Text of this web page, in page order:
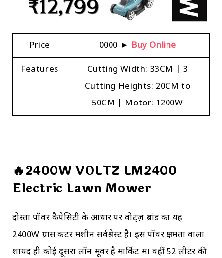
Price ₹0000 ► Buy Online
Features
Cutting Width: 33CM | 3
Cutting Heights: 20CM to
50CM | Motor: 1200W
🔥2400W VOLTZ LM2400
Electric Lawn Mower
दोस्तों पॉवर कैपेसिटी के आधार पर वोट्ज़ ब्रांड का यह
2400W ग्रास कटर मशीन सर्वश्रेस्ट है। इस पॉवर क्षमता वाला
शायद ही कोई दूसरा लॉन मूवर है मार्किट में। वहीं 52 लीटर की